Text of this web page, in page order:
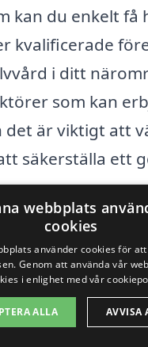
kan du enkelt få
kvalificerade
i ditt
som kan
det är viktigt att
säkerställa ett
omkringliggande
kan hitta företag
webbplats
cookies
använder cookies för
Genom att använda vår
i enlighet med vår
ALLA AVVISA